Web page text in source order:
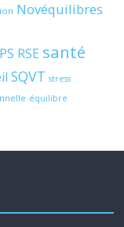
Novéquilibres
RSE santé
SQVT stress
équilibre